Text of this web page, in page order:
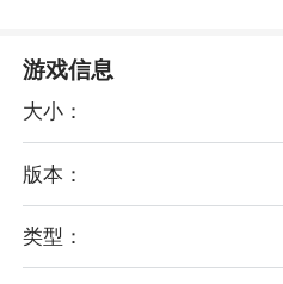
限时道具等你解锁
虚拟社交形象
伙伴们一起热聊吧
pokedo破壳豆社交软件亮
1、场景化的创建，让用户
游戏信息
大小：
版本：
类型：